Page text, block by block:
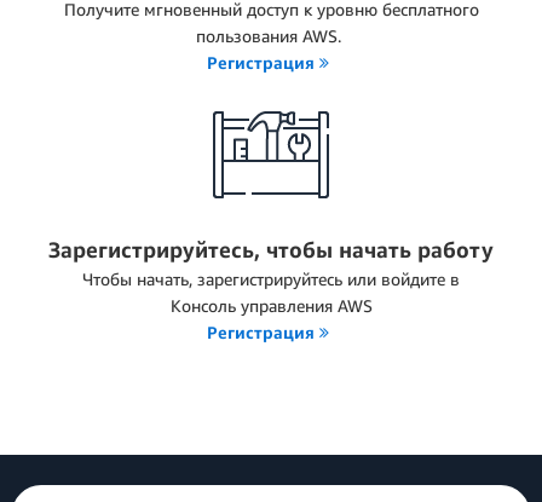
Получите мгновенный доступ к уровню бесплатного
пользования AWS.
Регистрация
Зарегистрируйтесь, чтобы начать работу
Чтобы начать, зарегистрируйтесь или войдите в
Консоль управления AWS
Регистрация